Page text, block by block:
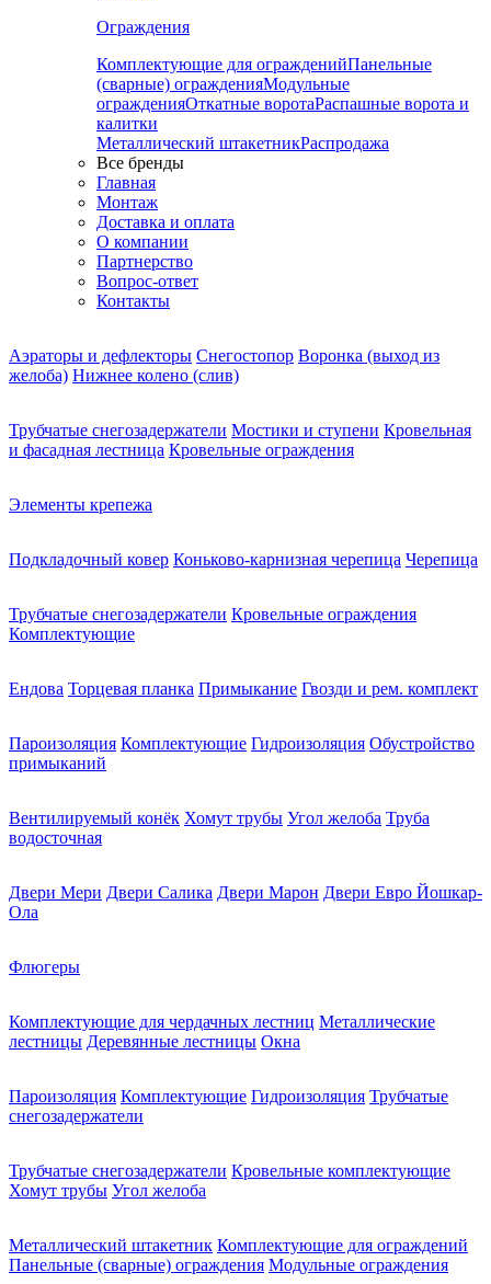
Ограждения
Комплектующие для огражденийПанельные
(сварные) огражденияМодульные
огражденияОткатные воротаРаспашные ворота и
калитки
Металлический штакетникРаспродажа
Все бренды
Главная
Монтаж
Доставка и оплата
О компании
Партнерство
Вопрос-ответ
Контакты
Аэраторы и дефлекторы Снегостопор Воронка (выход из
желоба) Нижнее колено (слив)
Трубчатые снегозадержатели Мостики и ступени Кровельная
и фасадная лестница Кровельные ограждения
Элементы крепежа
Подкладочный ковер Коньково-карнизная черепица Черепица
Трубчатые снегозадержатели Кровельные ограждения
Комплектующие
Ендова Торцевая планка Примыкание Гвозди и рем. комплект
Пароизоляция Комплектующие Гидроизоляция Обустройство
примыканий
Вентилируемый конёк Хомут трубы Угол желоба Труба
водосточная
Двери Мери Двери Салика Двери Марон Двери Евро Йошкар-
Ола
Флюгеры
Комплектующие для чердачных лестниц Металлические
лестницы Деревянные лестницы Окна
Пароизоляция Комплектующие Гидроизоляция Трубчатые
снегозадержатели
Трубчатые снегозадержатели Кровельные комплектующие
Хомут трубы Угол желоба
Металлический штакетник Комплектующие для ограждений
Панельные (сварные) ограждения Модульные ограждения